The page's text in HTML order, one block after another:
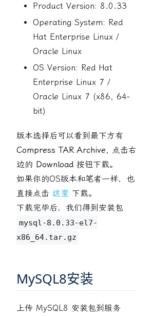
Product Version: 8.0.33
Operating System: Red
Hat Enterprise Linux /
Oracle Linux
OS Version: Red Hat
Enterprise Linux 7 /
Oracle Linux 7 (x86, 64-
bit)
版本选择后可以看到最下方有
Compress TAR Archive, 点击右
边的 Download 按钮下载。
如果你的OS版本和笔者一样，也
直接点击 这里 下载。
下载完毕后，我们得到安装包
mysql-8.0.33-el7-
x86_64.tar.gz
MySQL8安装
上传 MySQL8 安装包到服务